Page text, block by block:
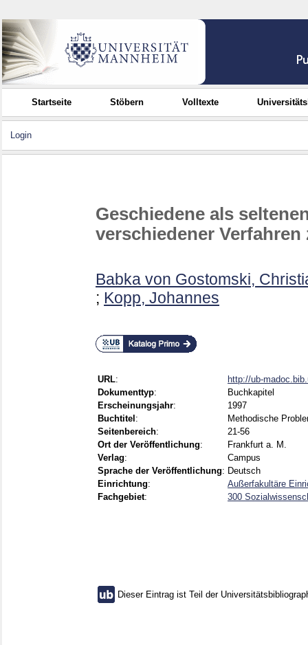
Startseite Stöbern Volltexte
Login
Geschiedene als
verschiedener
Babka von Gostomski,
; Kopp, Johannes
URL:
http://ub-
Dokumenttyp:
Buchkapitel
Erscheinungsjahr:
1997
Buchtitel :
Methodische
Seitenbereich:
21-56
Ort der Veröffentlichung:
Frankfurt a. M.
Verlag:
Campus
Sprache der Veröffentlichung: Deutsch
Einrichtung:
Außerfakultäre
Fachgebiet: 300
Dieser Eintrag ist Teil der